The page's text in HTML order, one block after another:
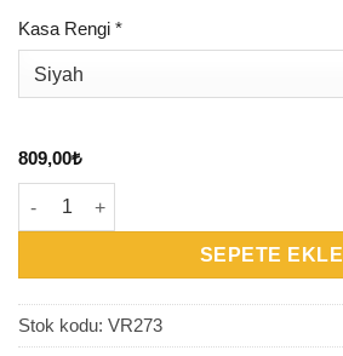
Kasa Rengi *
809,00₺
VR273 - Sıva Üstü Kare Armatür adet
SEPETE EKLE
Stok kodu: VR273